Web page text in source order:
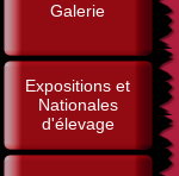
Galerie
Expositions et
Nationales
d'élevage